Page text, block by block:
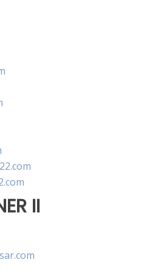
II